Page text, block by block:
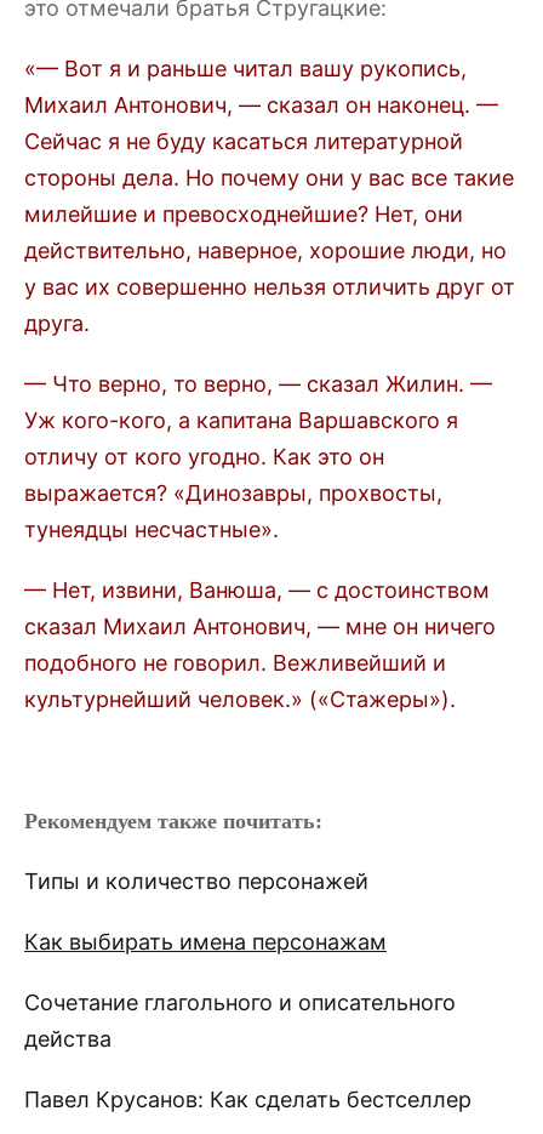
это отмечали братья Стругацкие:
«— Вот я и раньше читал вашу рукопись,
Михаил Антонович, — сказал он наконец. —
Сейчас я не буду касаться литературной
стороны дела. Но почему они у вас все такие
милейшие и превосходнейшие? Нет, они
действительно, наверное, хорошие люди, но
у вас их совершенно нельзя отличить друг от
друга.
— Что верно, то верно, — сказал Жилин. —
Уж кого-кого, а капитана Варшавского я
отличу от кого угодно. Как это он
выражается? «Динозавры, прохвосты,
тунеядцы несчастные».
— Нет, извини, Ванюша, — с достоинством
сказал Михаил Антонович, — мне он ничего
подобного не говорил. Вежливейший и
культурнейший человек.» («Стажеры»).
Рекомендуем также почитать:
Типы и количество персонажей
Как выбирать имена персонажам
Сочетание глагольного и описательного
действа
Павел Крусанов: Как сделать бестселлер